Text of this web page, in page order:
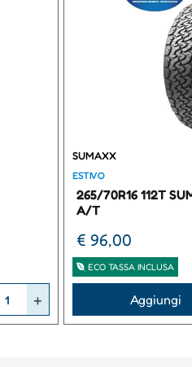
SUMAXX
ESTIVO
265/70R16 112T
A/T
€ 96,00
ECO TASSA INCLUSA
Aggiungi